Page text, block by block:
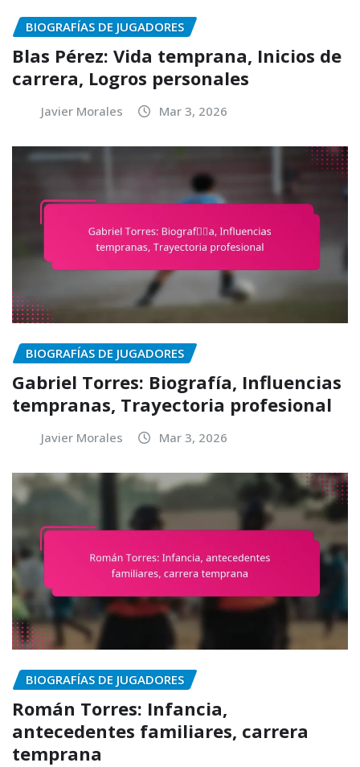
BIOGRAFÍAS DE JUGADORES
Blas Pérez: Vida temprana, Inicios de
carrera, Logros personales
Javier Morales Mar 3, 2026
BIOGRAFÍAS DE JUGADORES
Gabriel Torres: Biografía, Influencias
tempranas, Trayectoria profesional
Javier Morales Mar 3, 2026
BIOGRAFÍAS DE JUGADORES
Román Torres: Infancia,
antecedentes familiares, carrera
temprana